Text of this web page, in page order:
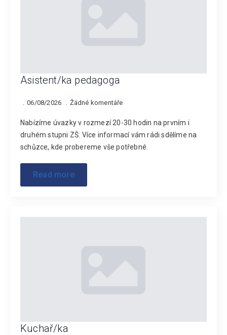
Asistent/ka pedagoga
06/08/2026 Žádné komentáře
Nabízíme úvazky v rozmezí 20-30 hodin na prvním i
druhém stupni ZŠ. Více informací vám rádi sdělíme na
schůzce, kde probereme vše potřebné.
Read more
Kuchař/ka